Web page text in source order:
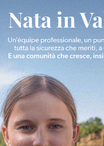
Più lette
Figline Incisa Valdarno 1
Piscina di Figline
Pnrr, il gruppo di
ringraziamento al
Cronaca 4 Agosto 2026
Un anno fa la
Gianni, Giulia e
processo, lo stop ai